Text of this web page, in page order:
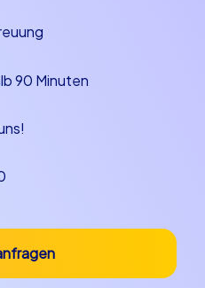
zusammen, um Rätsel zu
iPad Touren bringen
Aufgaben auf dem
Stadterkundung, bei
gefragt sind. Rund ein
kann allein diesen
sein, denn sie bieten
und ausreichend
Gespräche und
Konzepte eignen sich
wie für große
Teamgrößen und
unmittelbar spürbare
90 Minuten